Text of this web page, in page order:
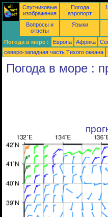
Спутниковые
изображения
Погода
аэропорт
Вопросы и
ответы
Языки
Погода в море : Европа Африка
северо-западная часть Tихого океана
Погода в море :